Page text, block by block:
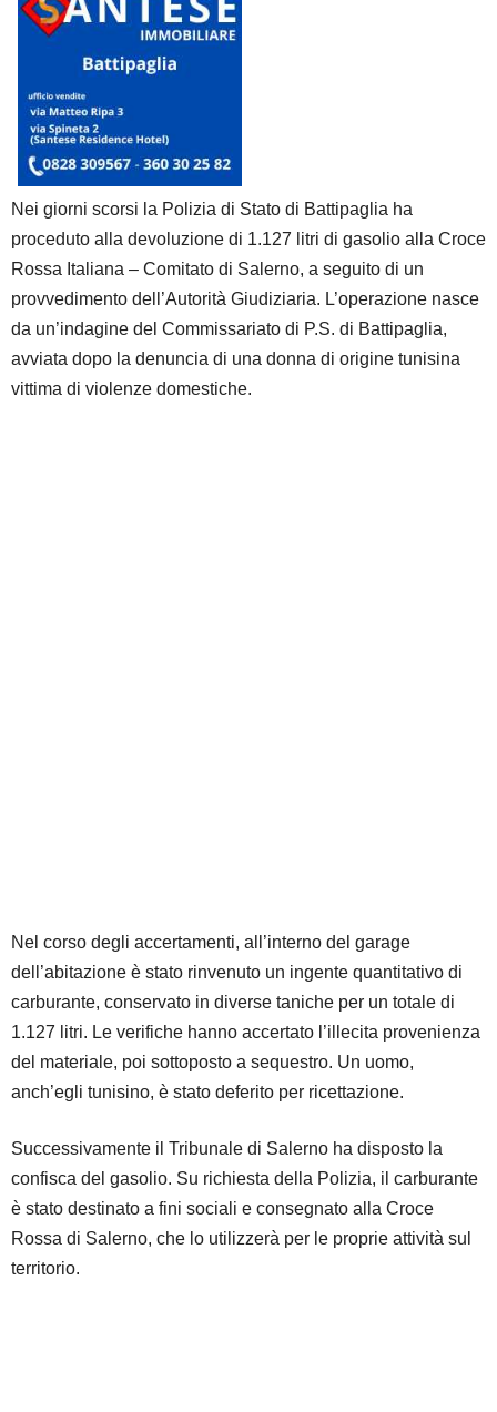
Nei giorni scorsi la Polizia di Stato di Battipaglia ha
proceduto alla devoluzione di 1.127 litri di gasolio alla Croce
Rossa Italiana – Comitato di Salerno, a seguito di un
provvedimento dell’Autorità Giudiziaria. L’operazione nasce
da un’indagine del Commissariato di P.S. di Battipaglia,
avviata dopo la denuncia di una donna di origine tunisina
vittima di violenze domestiche.
Nel corso degli accertamenti, all’interno del garage
dell’abitazione è stato rinvenuto un ingente quantitativo di
carburante, conservato in diverse taniche per un totale di
1.127 litri. Le verifiche hanno accertato l’illecita provenienza
del materiale, poi sottoposto a sequestro. Un uomo,
anch’egli tunisino, è stato deferito per ricettazione.
Successivamente il Tribunale di Salerno ha disposto la
confisca del gasolio. Su richiesta della Polizia, il carburante
è stato destinato a fini sociali e consegnato alla Croce
Rossa di Salerno, che lo utilizzerà per le proprie attività sul
territorio.